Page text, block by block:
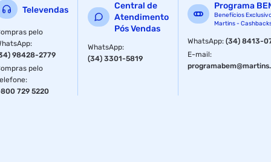
Televendas
pelo
:
98428-2779
pelo
:
729 5220
Central de
Atendimento
Pós Vendas
WhatsApp:
(34) 3301-5819
Programa
Benefícios
Martins -
WhatsApp:(34) 8413-
E-mail: